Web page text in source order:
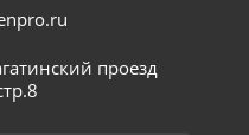
проезд